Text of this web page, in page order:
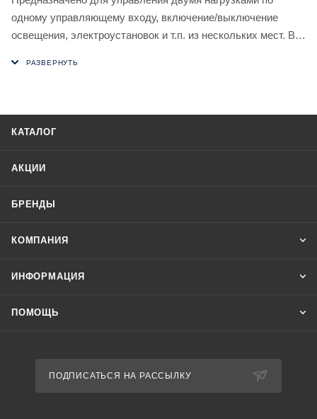
одному управляющему входу, включение/выключение
освещения, электроустановок и т.п. из нескольких мест. В
подсветкой;
КАТАЛОГ
АКЦИИ
БРЕНДЫ
КОМПАНИЯ
ИНФОРМАЦИЯ
ПОМОЩЬ
ПОДПИСАТЬСЯ НА РАССЫЛКУ